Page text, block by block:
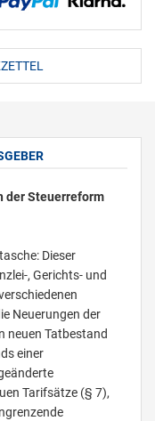
der Steuerreform
Dieser
, Gerichts- und
Neuerungen der
neuen Tatbestand
einer
Tarifsätze (§ 7),